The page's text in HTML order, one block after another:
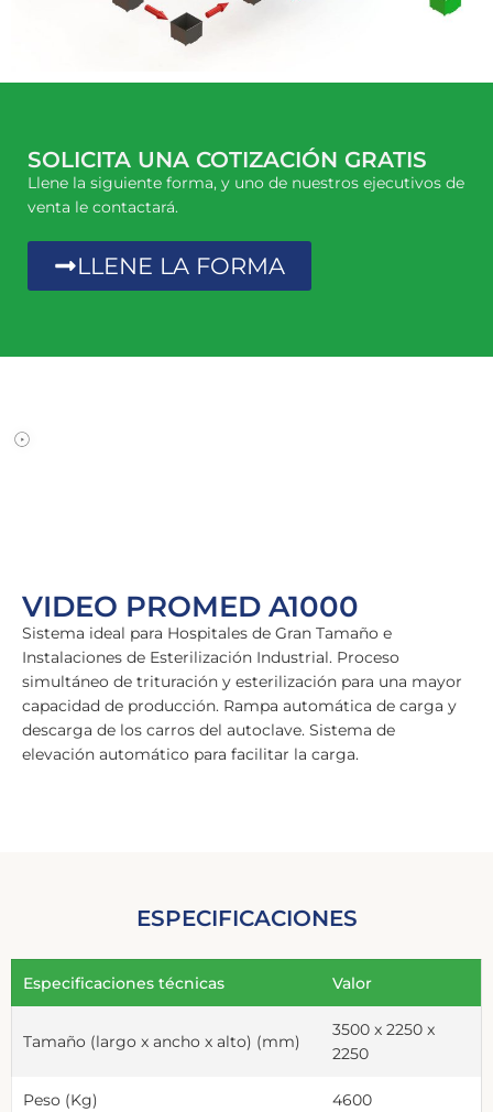
SOLICITA UNA COTIZACIÓN GRATIS
Llene la siguiente forma, y uno de nuestros ejecutivos de
venta le contactará.
LLENE LA FORMA
VIDEO PROMED A1000
Sistema ideal para Hospitales de Gran Tamaño e
Instalaciones de Esterilización Industrial. Proceso
simultáneo de trituración y esterilización para una mayor
capacidad de producción. Rampa automática de carga y
descarga de los carros del autoclave. Sistema de
elevación automático para facilitar la carga.
ESPECIFICACIONES
Especificaciones técnicas Valor
Tamaño (largo x ancho x alto) (mm)
3500 x 2250 x
2250
Peso (Kg) 4600